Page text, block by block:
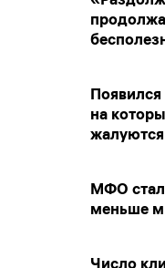
на
МФО
меньше
Число